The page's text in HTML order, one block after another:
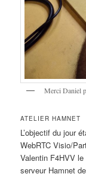
Merci Daniel
ATELIER HAMNET
L’objectif du jour
WebRTC Visio/
Valentin F4HVV
serveur Hamnet